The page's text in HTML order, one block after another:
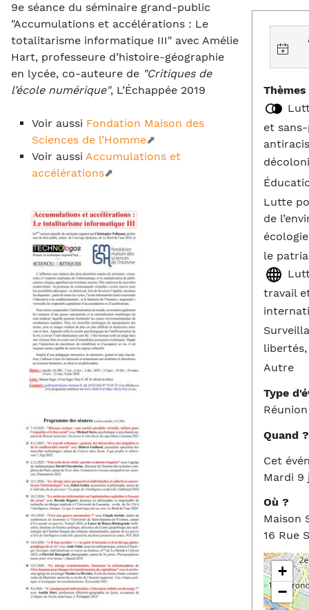
Thèmes
et
Lutte
de
le
travail
Autre
Type
Quand ?
Cet
Mardi 9
Où ?
Maison
16 Rue
+
−
9e séance du séminaire grand-public
"Accumulations et accélérations : Le
totalitarisme informatique III" avec Amélie
Hart, professeure d’histoire-géographie
en lycée, co-auteure de "Critiques de
l’école numérique", L’Échappée 2019
Voir aussi Fondation Maison des
Sciences de l’Homme
Voir aussi Accumulations et
accélérations